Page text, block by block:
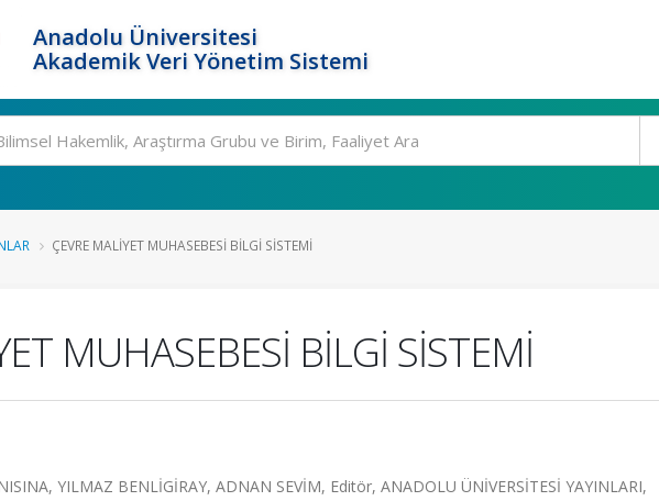
Anadolu Üniversitesi
Akademik Veri Yönetim Sistemi
ÇEVRE MALİYET MUHASEBESİ BİLGİ SİSTEMİ
MUHASEBESİ BİLGİ SİSTEMİ
YILMAZ BENLİGİRAY, ADNAN SEVİM, Editör, ANADOLU ÜNİVERSİTESİ YAYINLARI,